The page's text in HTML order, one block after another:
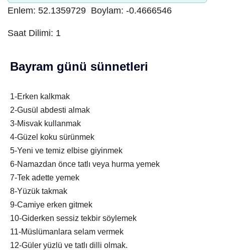
Enlem: 52.1359729 Boylam: -0.4666546
Saat Dilimi: 1
Bayram günü sünnetleri
1-Erken kalkmak
2-Gusül abdesti almak
3-Misvak kullanmak
4-Güzel koku sürünmek
5-Yeni ve temiz elbise giyinmek
6-Namazdan önce tatlı veya hurma yemek
7-Tek adette yemek
8-Yüzük takmak
9-Camiye erken gitmek
10-Giderken sessiz tekbir söylemek
11-Müslümanlara selam vermek
12-Güler yüzlü ve tatlı dilli olmak.